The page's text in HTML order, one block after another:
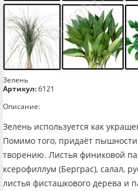
Зелень
Артикул:б121
Описание:
Зелень используется как
Помимо того, придаёт
творению. Листья финиковой
ксерофиллум (Берграс), салал,
листья фисташкового дерева и